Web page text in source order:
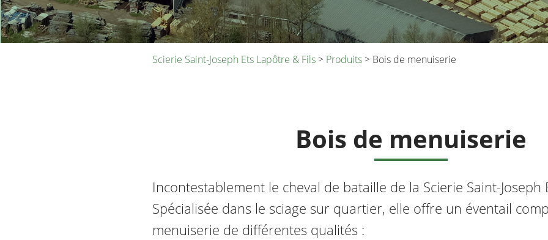
Scierie Saint-Joseph Ets Lapôtre & Fils > Produits > Bois de menuiserie
Bois de menuiserie
Incontestablement le cheval de bataille de la Scierie Saint-Joseph
Spécialisée dans le sciage sur quartier, elle offre un éventail
menuiserie de différentes qualités :